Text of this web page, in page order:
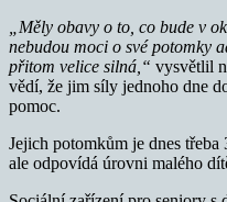
„Měly obavy o to, co bude v
nebudou moci o své potomky
přitom velice silná,“ vysvětlil
vědí, že jim síly jednoho dne
pomoc.
Jejich potomkům je dnes
ale odpovídá úrovni malého